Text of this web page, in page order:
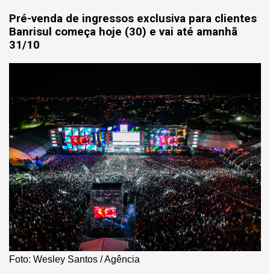
Pré-venda de ingressos exclusiva para clientes
Banrisul começa hoje (30) e vai até amanhã
31/10
Foto: Wesley Santos / Agência